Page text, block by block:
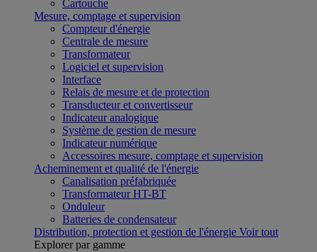
Cartouche
Mesure, comptage et supervision
Compteur d'énergie
Centrale de mesure
Transformateur
Logiciel et supervision
Interface
Relais de mesure et de protection
Transducteur et convertisseur
Indicateur analogique
Système de gestion de mesure
Indicateur numérique
Accessoires mesure, comptage et supervision
Acheminement et qualité de l'énergie
Canalisation préfabriquée
Transformateur HT-BT
Onduleur
Batteries de condensateur
Distribution, protection et gestion de l'énergie Voir tout
Explorer par gamme